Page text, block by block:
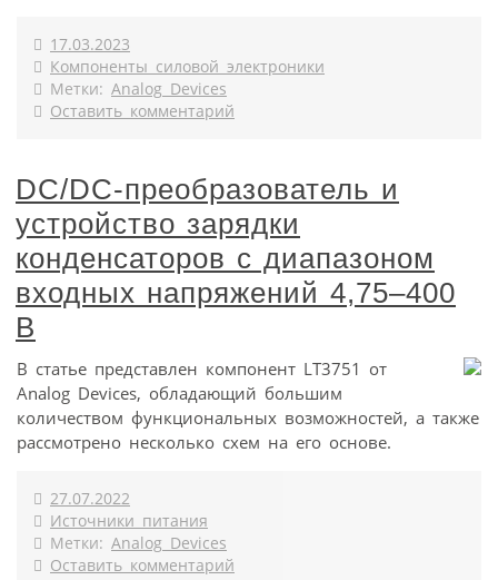
17.03.2023
Компоненты силовой электроники
Метки: Analog Devices
Оставить комментарий
DC/DC-преобразователь и
устройство зарядки
конденсаторов с диапазоном
входных напряжений 4,75–400
В
В статье представлен компонент LT3751 от
Analog Devices, обладающий большим
количеством функциональных возможностей, а также
рассмотрено несколько схем на его основе.
27.07.2022
Источники питания
Метки: Analog Devices
Оставить комментарий